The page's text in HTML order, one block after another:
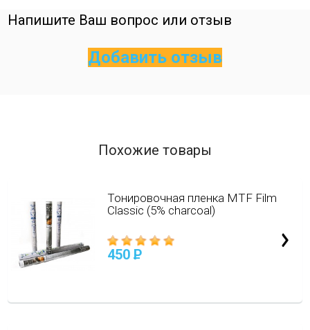
Напишите Ваш вопрос или отзыв
Добавить отзыв
Похожие товары
Тонировочная пленка MTF Film
Classic (5% charcoal)
450 P